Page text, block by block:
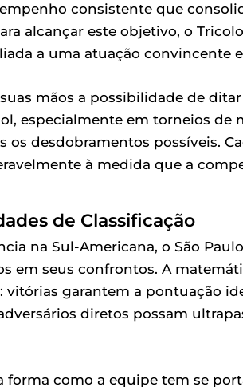
consistente que
alcançar este objetivo, o
a uma atuação convincente
mãos a possibilidade de
especialmente em torneios de
os desdobramentos possíveis.
à medida que a
de Classificação
na Sul-Americana, o São
em seus confrontos. A
vitórias garantem a pontuação
diretos possam
forma como a equipe tem se